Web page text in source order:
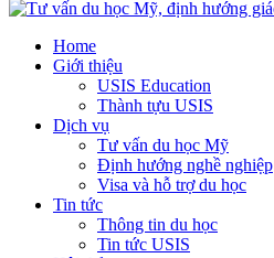
Home
Giới thiệu
USIS Education
Thành tựu USIS
Dịch vụ
Tư vấn du học Mỹ
Định hướng nghề nghiệp
Visa và hỗ trợ du học
Tin tức
Thông tin du học
Tin tức USIS